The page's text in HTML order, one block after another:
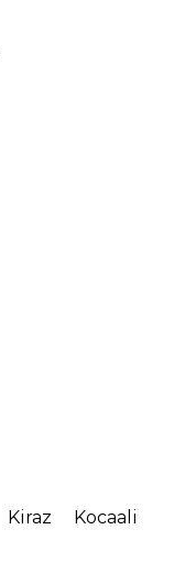
Kiraz Kocaali